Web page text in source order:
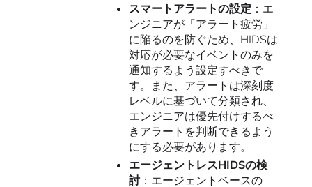
スマートアラートの設定 ：エ
ンジニアが「アラート疲労」
に陥るのを防ぐため、HIDSは
対応が必要なイベントのみを
通知するよう設定すべきで
す。また、アラートは深刻度
レベルに基づいて分類され、
エンジニアは優先付けするべ
きアラートを判断できるよう
にする必要があります。
エージェントレスHIDSの検
討：エージェントベースの